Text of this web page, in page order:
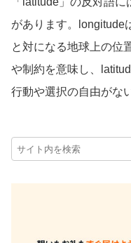
があります。longitude
と対になる地球上の位
や制約を意味し、
行動や選択の自由がな